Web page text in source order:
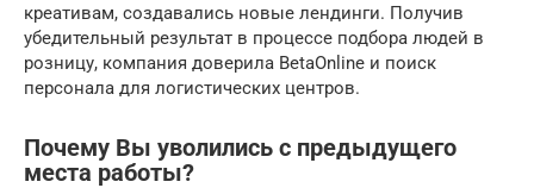
креативам, создавались новые лендинги. Получив
убедительный результат в процессе подбора людей в
розницу, компания доверила BetaOnline и поиск
персонала для логистических центров.
Почему Вы уволились с предыдущего
места работы?